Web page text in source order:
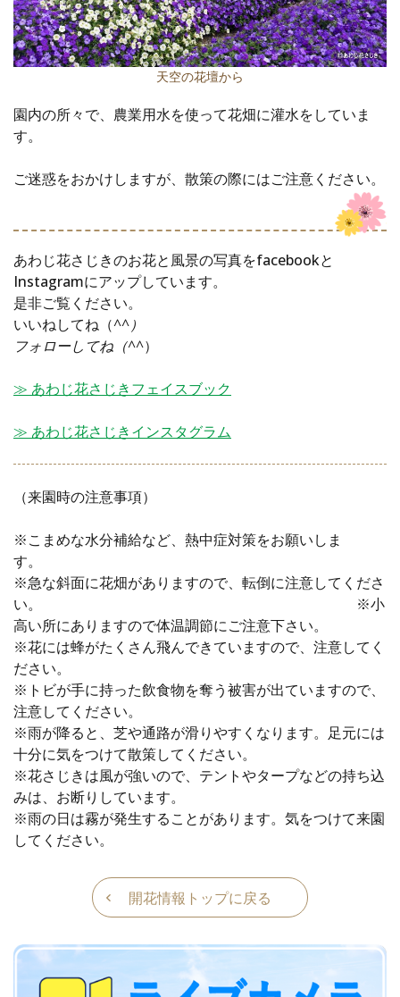
天空の花壇から
園内の所々で、農業用水を使って花畑に灌水をしていま
す。
ご迷惑をおかけしますが、散策の際にはご注意ください。
あわじ花さじきのお花と風景の写真をfacebookと
Instagramにアップしています。
是非ご覧ください。
いいねしてね（^^）
フォローしてね（^^）
≫ あわじ花さじきフェイスブック
≫ あわじ花さじきインスタグラム
（来園時の注意事項）
※こまめな水分補給など、熱中症対策をお願いしま
す。
※急な斜面に花畑がありますので、転倒に注意してくださ
い。 ※小
高い所にありますので体温調節にご注意下さい。
※花には蜂がたくさん飛んできていますので、注意してく
ださい。
※トビが手に持った飲食物を奪う被害が出ていますので、
注意してください。
※雨が降ると、芝や通路が滑りやすくなります。足元には
十分に気をつけて散策してください。
※花さじきは風が強いので、テントやタープなどの持ち込
みは、お断りしています。
※雨の日は霧が発生することがあります。気をつけて来園
してください。
開花情報トップに戻る